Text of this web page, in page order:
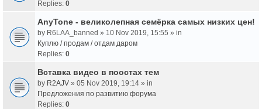
Replies: 0
AnyTone - великолепная семёрка самых низких цен!
by R6LAA_banned » 10 Nov 2019, 15:55 » in
Куплю / продам / отдам даром
Replies: 0
Вставка видео в поостах тем
by R2AJV » 05 Nov 2019, 19:14 » in
Предложения по развитию форума
Replies: 0